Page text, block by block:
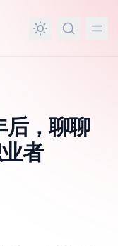
后，聊聊
者
一名自由职业者